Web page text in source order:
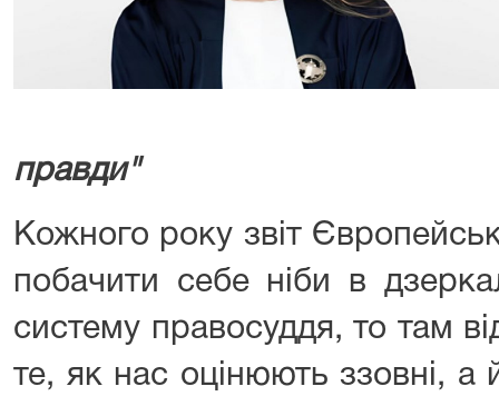
правди"
Кожного року звіт
побачити себе ніби в
систему правосуддя, то там
те, як нас оцінюють ззовні, а